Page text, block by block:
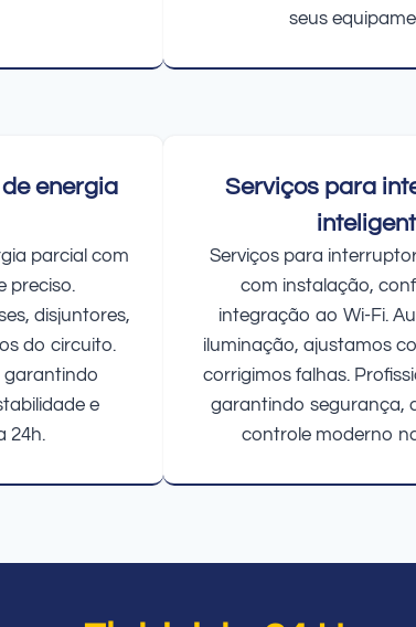
seus
energia
parcial com
preciso.
disjuntores,
do circuito.
garantindo
e
24h.
Serviços para
Serviços para
com instalação,
integração ao Wi-Fi.
iluminação, ajustamos
corrigimos falhas.
garantindo segurança,
controle moderno